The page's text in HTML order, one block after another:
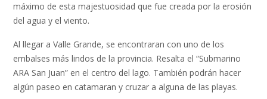
máximo de esta majestuosidad que fue creada por la erosión
del agua y el viento.
Al llegar a Valle Grande, se encontraran con uno de los
embalses más lindos de la provincia. Resalta el “Submarino
ARA San Juan” en el centro del lago. También podrán hacer
algún paseo en catamaran y cruzar a alguna de las playas.